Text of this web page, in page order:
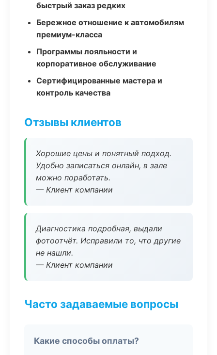
быстрый заказ редких
Бережное отношение к автомобилям
премиум-класса
Программы лояльности и
корпоративное обслуживание
Сертифицированные мастера и
контроль качества
Отзывы клиентов
Хорошие цены и понятный подход.
Удобно записаться онлайн, в зале
можно поработать.
— Клиент компании
Диагностика подробная, выдали
фотоотчёт. Исправили то, что другие
не нашли.
— Клиент компании
Часто задаваемые вопросы
Какие способы оплаты?